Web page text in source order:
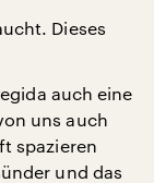
Dieses
auch eine
uns auch
spazieren
und das